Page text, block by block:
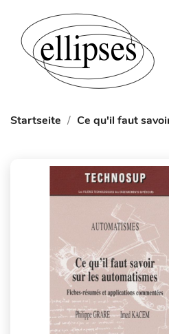
Startseite Ce qu'il faut